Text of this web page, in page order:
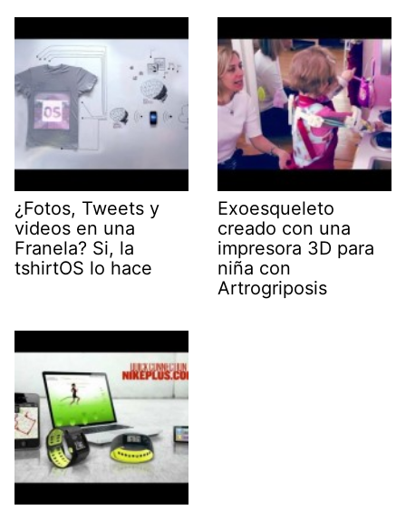
¿Fotos, Tweets y
videos en una
Franela? Si, la
tshirtOS lo hace
Exoesqueleto
creado con una
impresora 3D para
niña con
Artrogriposis